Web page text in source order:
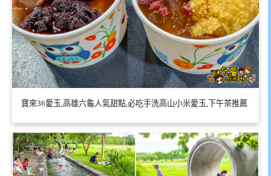
寶來36愛玉,高雄六龜人氣甜點,必吃手洗高山小米愛玉,下午茶推薦